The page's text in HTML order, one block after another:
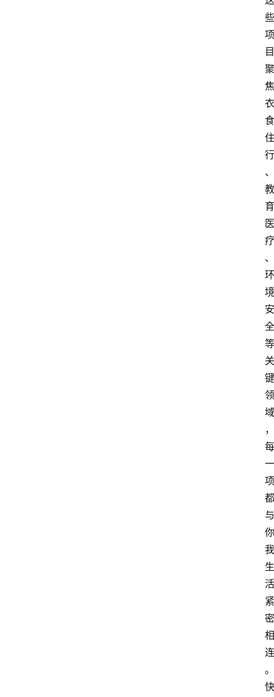
些
项
目
聚
焦
衣
食
住
行
、
教
育
医
疗
、
环
境
安
全
等
关
键
领
域
，
每
一
项
都
与
你
我
生
活
紧
密
相
连
。
快